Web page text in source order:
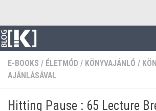
E-BOOKS / ÉLETMÓD / KÖNYVAJÁNLÓ /
AJÁNLÁSÁVAL
Hitting Pause : 65 Lecture